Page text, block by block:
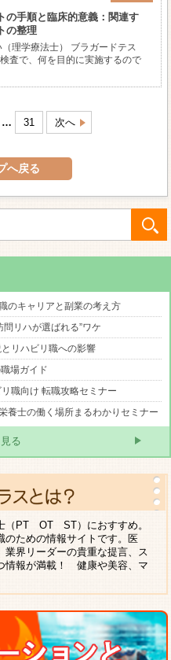
の手順と臨床的意義：関連す
の整理
理学療法士） ブラガードテス
査で、何を目的に実施するので
… 31 次へ
へ戻る
のキャリアと副業の考え方
問リハが選ばれる”ワケ
リハビリ職への影響
場ガイド
職向け 転職攻略セミナー
養士の働く場所まるわかりセミナー
る
（PT OT ST）におすすめ。
のための情報サイトです。医
界リーダーの貴重な提言、ス
情報が満載！ 健康や美容、マ